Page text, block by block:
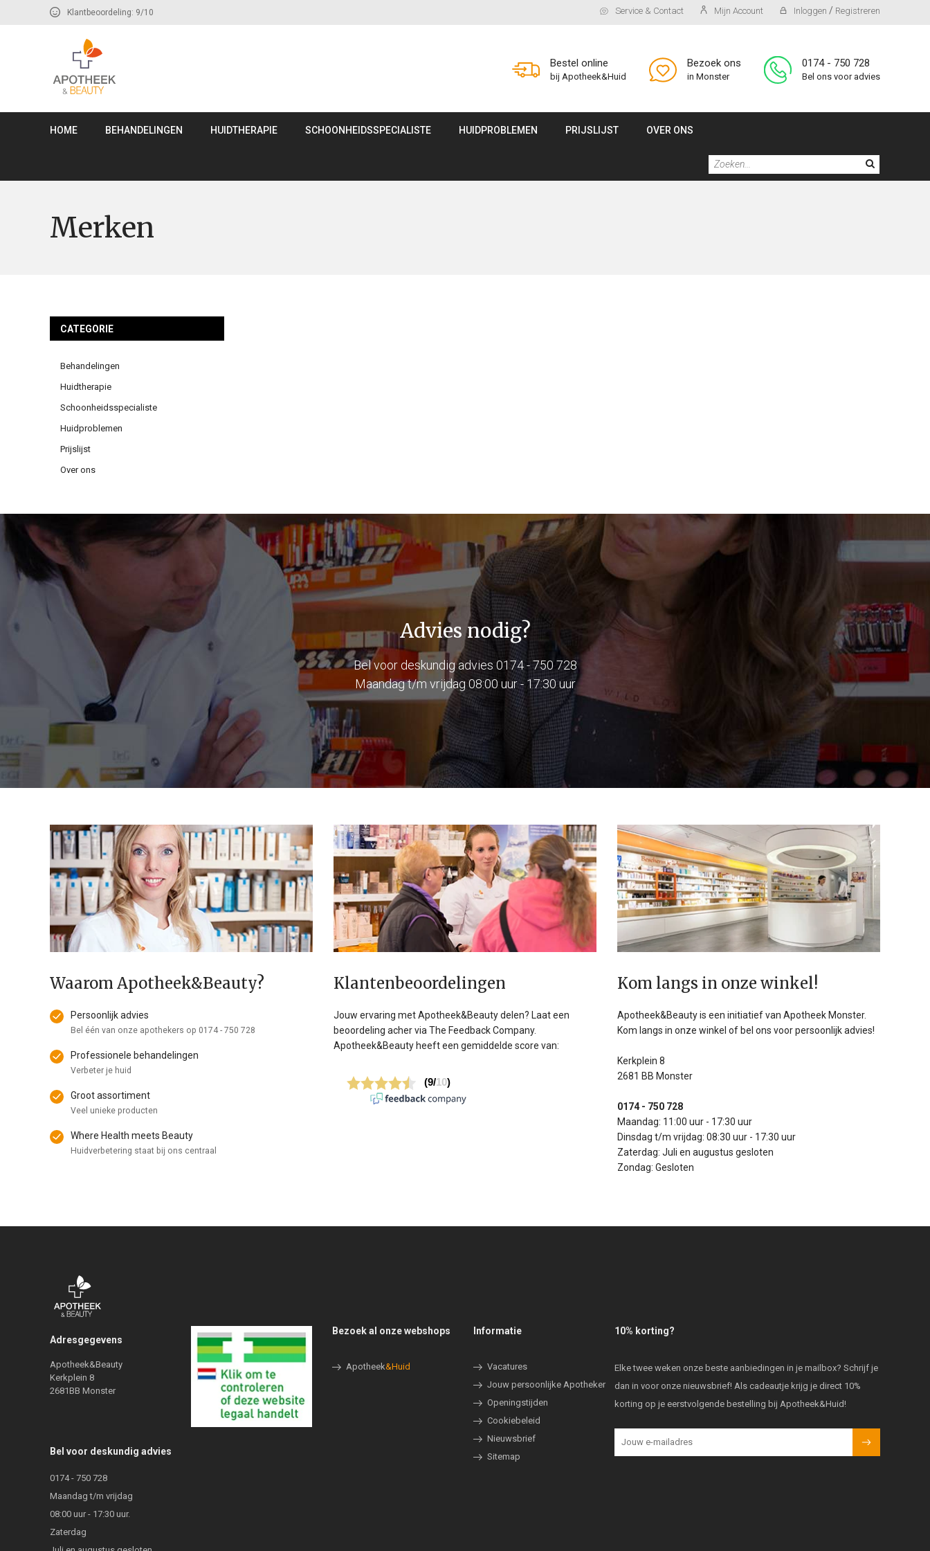
Klantbeoordeling: 9/10 Service & Contact Mijn Account Inloggen / Registreren
Bestel online
bij Apotheek&Huid
Bezoek ons
in Monster
0174 - 750 728
Bel ons voor advies
HOME BEHANDELINGEN HUIDTHERAPIE SCHOONHEIDSSPECIALISTE HUIDPROBLEMEN PRIJSLIJST OVER ONS
Merken
CATEGORIE
Behandelingen
Huidtherapie
Schoonheidsspecialiste
Huidproblemen
Prijslijst
Over ons
Advies nodig?
Bel voor deskundig advies 0174 - 750 728
Maandag t/m vrijdag 08:00 uur - 17:30 uur
Waarom Apotheek&Beauty?
Persoonlijk advies
Bel één van onze apothekers op 0174 - 750 728
Professionele behandelingen
Verbeter je huid
Groot assortiment
Veel unieke producten
Where Health meets Beauty
Huidverbetering staat bij ons centraal
Klanten­beoordelingen
Jouw ervaring met Apotheek&Beauty delen? Laat een
beoordeling acher via The Feedback Company.
Apotheek&Beauty heeft een gemiddelde score van:
Kom langs in onze winkel!
Apotheek&Beauty is een initiatief van Apotheek Monster.
Kom langs in onze winkel of bel ons voor persoonlijk advies!
Kerkplein 8
2681 BB Monster
0174 - 750 728
Maandag: 11:00 uur - 17:30 uur
Dinsdag t/m vrijdag: 08:30 uur - 17:30 uur
Zaterdag: Juli en augustus gesloten
Zondag: Gesloten
Adresgegevens
Apotheek&Beauty
Kerkplein 8
2681BB Monster
Bel voor deskundig advies
0174 - 750 728
Maandag t/m vrijdag
08:00 uur - 17:30 uur.
Zaterdag
Bezoek al onze webshops
Apotheek&Huid
Informatie
Vacatures
Jouw persoonlijke Apotheker
Openingstijden
Cookiebeleid
Nieuwsbrief
Sitemap
10% korting?
Elke twee weken onze beste aanbiedingen in je mailbox? Schrijf je
dan in voor onze nieuwsbrief! Als cadeautje krijg je direct 10%
korting op je eerstvolgende bestelling bij Apotheek&Huid!